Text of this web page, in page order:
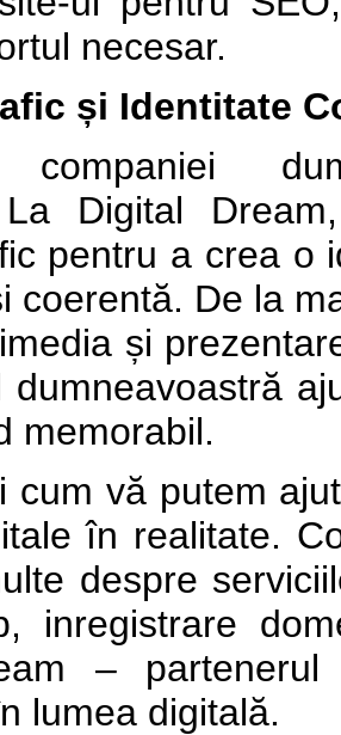
necesar.
și Identitate
companiei
La Digital
pentru a crea o
coerentă. De la
și
dumneavoastră
memorabil.
cum vă putem
în realitate.
despre
inregistrare
– partenerul
lumea digitală.